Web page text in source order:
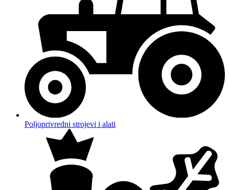
Poljoprivredni strojevi i alati